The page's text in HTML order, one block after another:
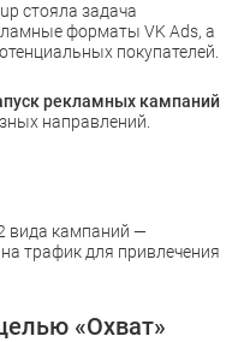
стояла задача
форматы VK Ads, а
покупателей.
рекламных кампаний
направлений.
вида кампаний —
трафик для привлечения
«Охват»